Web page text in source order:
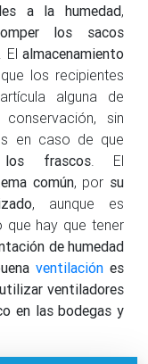
a la humedad,
los sacos
. Elalmacenamiento
los recipientes
alguna de
sin
en caso de que
frascos. El
común, por su
, aunque es
que hay que tener
de humedad
ventilaciónes
utilizar ventiladores
en las bodegas y